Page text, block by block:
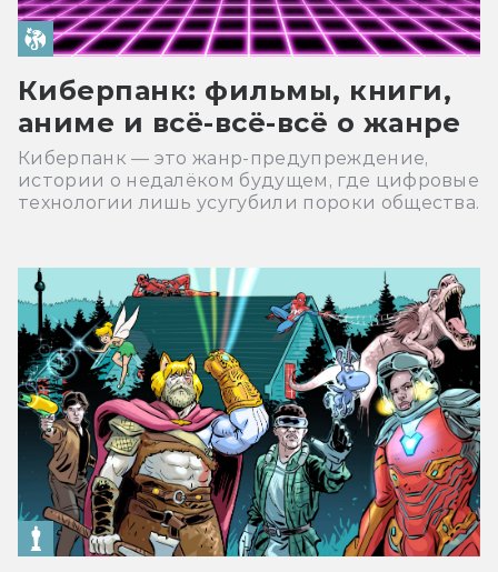
Киберпанк: фильмы, книги,
аниме и всё-всё-всё о жанре
Киберпанк — это жанр-предупреждение,
истории о недалёком будущем, где цифровые
технологии лишь усугубили пороки общества.